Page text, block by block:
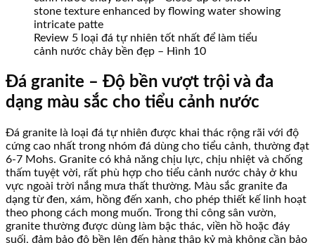
Review 5 loại đá tự nhiên tốt nhất để làm tiểu
cảnh nước chảy bền đẹp – Hình 10
Đá granite – Độ bền vượt trội và đa
dạng màu sắc cho tiểu cảnh nước
Đá granite là loại đá tự nhiên được khai thác rộng rãi với độ
cứng cao nhất trong nhóm đá dùng cho tiểu cảnh, thường đạt
6-7 Mohs. Granite có khả năng chịu lực, chịu nhiệt và chống
thấm tuyệt vời, rất phù hợp cho tiểu cảnh nước chảy ở khu
vực ngoài trời nắng mưa thất thường. Màu sắc granite đa
dạng từ đen, xám, hồng đến xanh, cho phép thiết kế linh hoạt
theo phong cách mong muốn. Trong thi công sân vườn,
granite thường được dùng làm bậc thác, viền hồ hoặc đáy
suối, đảm bảo độ bền lên đến hàng thập kỷ mà không cần bảo